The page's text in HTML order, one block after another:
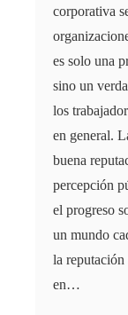
corporativa
es solo una
sino un
los
en general.
buena
percepción
el progreso
un mundo
la reputación
en…